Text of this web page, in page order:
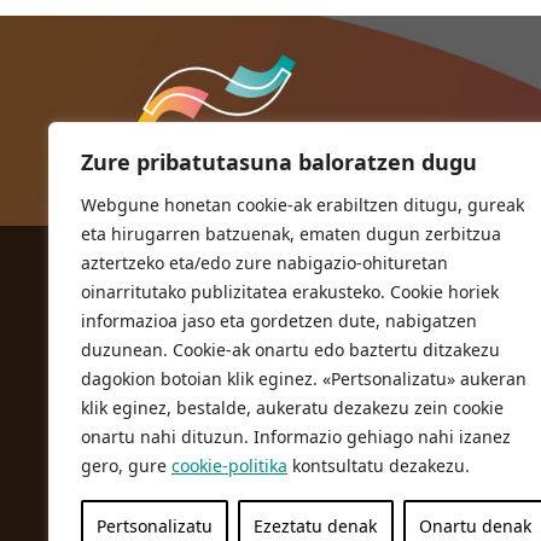
Zure pribatutasuna baloratzen dugu
Webgune honetan cookie-ak erabiltzen ditugu, gureak
eta hirugarren batzuenak, ematen dugun zerbitzua
aztertzeko eta/edo zure nabigazio-ohituretan
oinarritutako publizitatea erakusteko. Cookie horiek
informazioa jaso eta gordetzen dute, nabigatzen
duzunean. Cookie-ak onartu edo baztertu ditzakezu
dagokion botoian klik eginez. «Pertsonalizatu» aukeran
klik eginez, bestalde, aukeratu dezakezu zein cookie
onartu nahi dituzun. Informazio gehiago nahi izanez
gero, gure cookie-politika kontsultatu dezakezu.
Pertsonalizatu Ezeztatu denak Onartu denak
ORIOKO UDALA
Herriko plaza,1
20810 Orio (Gipuzkoa)
T. 943 83 03 46
bulegoak@orio.eus